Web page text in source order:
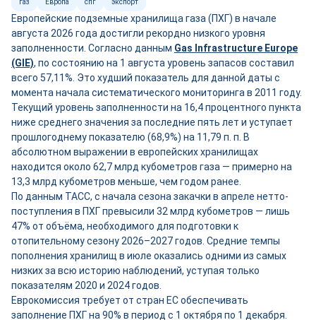
газ Европа спг экспорт
Европейские подземные хранилища газа (ПХГ) в начале
августа 2026 года достигли рекордно низкого уровня
заполненности. Согласно данным Gas Infrastructure Europe
(GIE), по состоянию на 1 августа уровень запасов составил
всего 57,11%. Это худший показатель для данной даты с
момента начала систематического мониторинга в 2011 году.
Текущий уровень заполненности на 16,4 процентного пункта
ниже среднего значения за последние пять лет и уступает
прошлогоднему показателю (68,9%) на 11,79 п. п. В
абсолютном выражении в европейских хранилищах
находится около 62,7 млрд кубометров газа — примерно на
13,3 млрд кубометров меньше, чем годом ранее.
По данным ТАСС, с начала сезона закачки в апреле нетто-
поступления в ПХГ превысили 32 млрд кубометров — лишь
47% от объёма, необходимого для подготовки к
отопительному сезону 2026–2027 годов. Средние темпы
пополнения хранилищ в июле оказались одними из самых
низких за всю историю наблюдений, уступая только
показателям 2020 и 2024 годов.
Еврокомиссия требует от стран ЕС обеспечивать
заполнение ПХГ на 90% в период с 1 октября по 1 декабря.